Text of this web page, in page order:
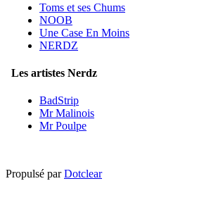
Toms et ses Chums
NOOB
Une Case En Moins
NERDZ
Les artistes Nerdz
BadStrip
Mr Malinois
Mr Poulpe
Propulsé parDotclear